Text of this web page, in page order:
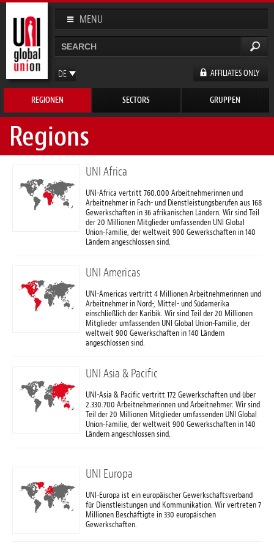
Direkt
zum
Inhalt
MENU
DE
EN
AFFILIATES ONLY
Suchformular
REGIONEN SECTORS GRUPPEN
Regions
UNI Africa
UNI-Africa vertritt 760.000 Arbeitnehmerinnen und
Arbeitnehmer in Fach- und Dienstleistungsberufen aus 168
Gewerkschaften in 36 afrikanischen Ländern. Wir sind Teil
der 20 Millionen Mitglieder umfassenden UNI Global
Union-Familie, der weltweit 900 Gewerkschaften in 140
Ländern angeschlossen sind.
UNI Americas
UNI-Americas vertritt 4 Millionen Arbeitnehmerinnen und
Arbeitnehmer in Nord-, Mittel- und Südamerika
einschließlich der Karibik. Wir sind Teil der 20 Millionen
Mitglieder umfassenden UNI Global Union-Familie, der
weltweit 900 Gewerkschaften in 140 Ländern
angeschlossen sind.
UNI Asia & Pacific
UNI-Asia & Pacific vertritt 172 Gewerkschaften und über
2.330.700 Arbeitnehmerinnen und Arbeitnehmer. Wir sind
Teil der 20 Millionen Mitglieder umfassenden UNI Global
Union-Familie, der weltweit 900 Gewerkschaften in 140
Ländern angeschlossen sind.
UNI Europa
UNI-Europa ist ein europäischer Gewerkschaftsverband
für Dienstleistungen und Kommunikation. Wir vertreten 7
Millionen Beschäftigte in 330 europäischen
Gewerkschaften.